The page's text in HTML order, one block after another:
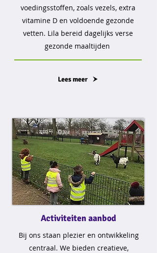
voedingsstoffen, zoals vezels, extra
vitamine D en voldoende gezonde
vetten. Lila bereid dagelijks verse
gezonde maaltijden
Lees meer
Activiteiten aanbod
Bij ons staan plezier en ontwikkeling
centraal. We bieden creatieve,